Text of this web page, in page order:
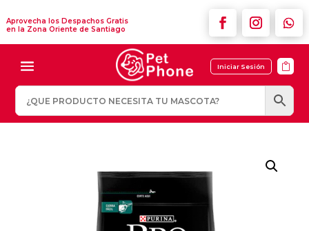
Aprovecha los Despachos Gratis
en la Zona Oriente de Santiago
Iniciar Sesión 